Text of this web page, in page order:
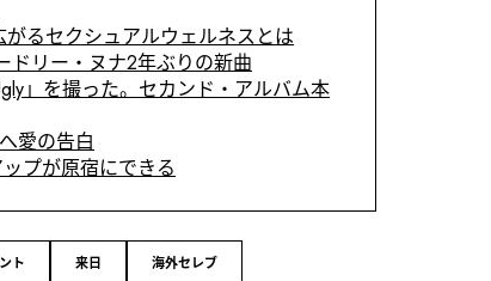
るセクシュアルウェルネスとは
ドリー・ヌナ2年ぶりの新曲
」を撮った。セカンド・アルバム本
愛の告白
プが原宿にできる
ト 来日
海外セレブ